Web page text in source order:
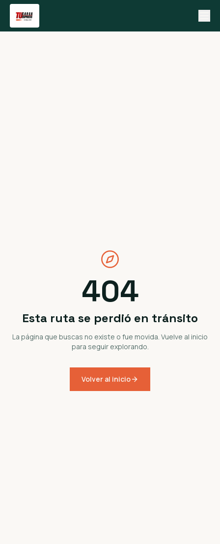
404
Esta ruta se perdió en tránsito
La página que buscas no existe o fue movida. Vuelve al inicio
para seguir explorando.
Volver al inicio